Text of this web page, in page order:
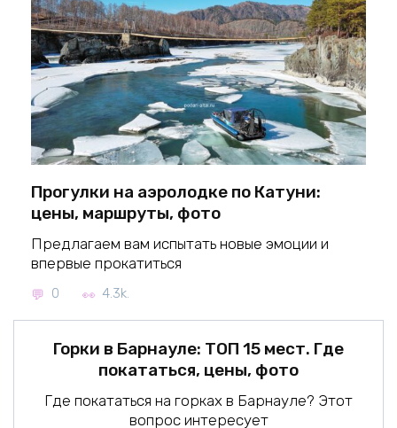
Прогулки на аэролодке по Катуни:
цены, маршруты, фото
Предлагаем вам испытать новые эмоции и
впервые прокатиться
0 4.3k.
Горки в Барнауле: ТОП 15 мест. Где
покататься, цены, фото
Где покататься на горках в Барнауле? Этот
вопрос интересует